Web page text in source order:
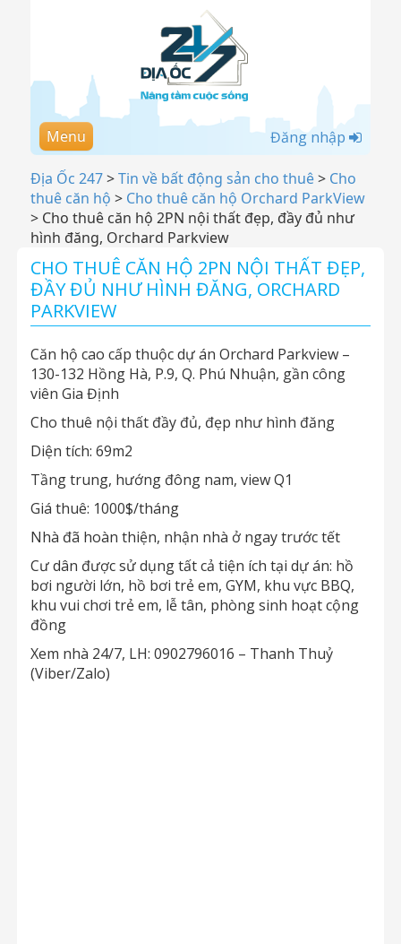
Menu Đăng nhập
Địa Ốc 247>Tin về bất động sản cho thuê> Cho
thuê căn hộ > Cho thuê căn hộ Orchard ParkView
> Cho thuê căn hộ 2PN nội thất đẹp, đầy đủ như
hình đăng, Orchard Parkview
CHO THUÊ CĂN HỘ 2PN NỘI THẤT ĐẸP,
ĐẦY ĐỦ NHƯ HÌNH ĐĂNG, ORCHARD
PARKVIEW
Căn hộ cao cấp thuộc dự án Orchard Parkview –
130-132 Hồng Hà, P.9, Q. Phú Nhuận, gần công
viên Gia Định
Cho thuê nội thất đầy đủ, đẹp như hình đăng
Diện tích: 69m2
Tầng trung, hướng đông nam, view Q1
Giá thuê: 1000$/tháng
Nhà đã hoàn thiện, nhận nhà ở ngay trước tết
Cư dân được sử dụng tất cả tiện ích tại dự án: hồ
bơi người lớn, hồ bơi trẻ em, GYM, khu vực BBQ,
khu vui chơi trẻ em, lễ tân, phòng sinh hoạt cộng
đồng
Xem nhà 24/7, LH: 0902796016 – Thanh Thuỷ
(Viber/Zalo)